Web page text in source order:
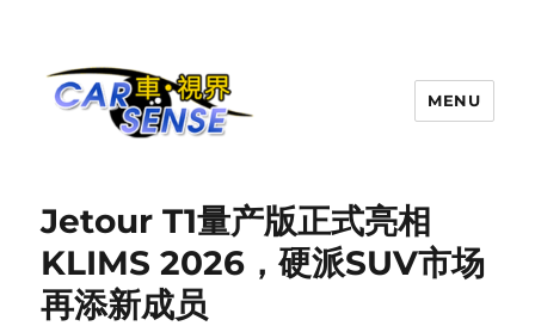
MENU
Jetour T1量产版正式亮相
KLIMS 2026，硬派SUV市场
再添新成员